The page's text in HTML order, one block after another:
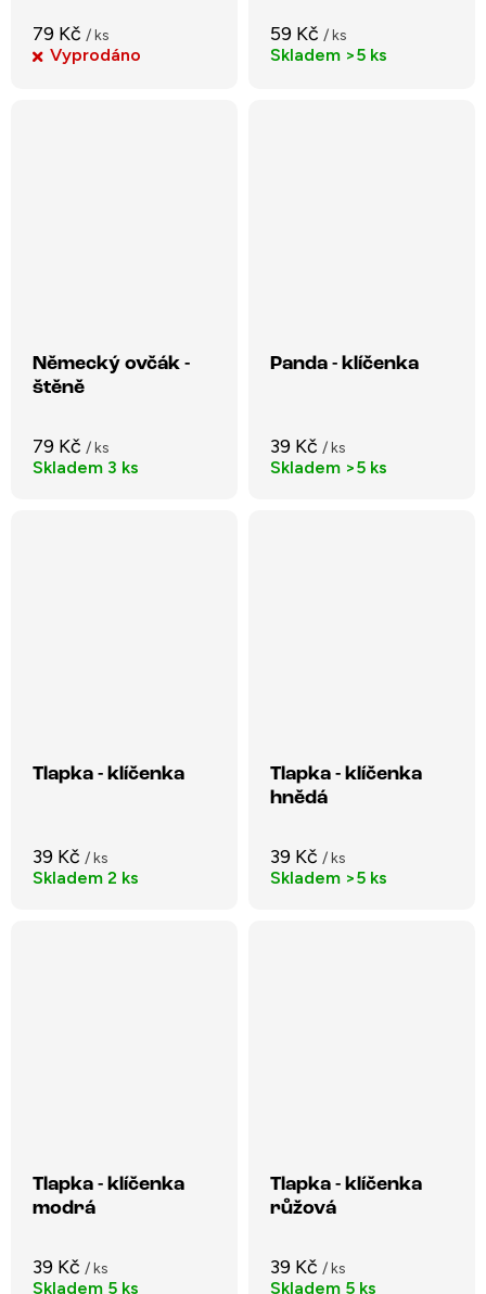
79 Kč / ks
Vyprodáno
59 Kč / ks
Skladem >5 ks
Německý ovčák -
štěně
79 Kč / ks
Skladem 3 ks
Panda - klíčenka
39 Kč / ks
Skladem >5 ks
Tlapka - klíčenka
39 Kč / ks
Skladem 2 ks
Tlapka - klíčenka
hnědá
39 Kč / ks
Skladem >5 ks
Tlapka - klíčenka
modrá
39 Kč / ks
Skladem 5 ks
Tlapka - klíčenka
růžová
39 Kč / ks
Skladem 5 ks